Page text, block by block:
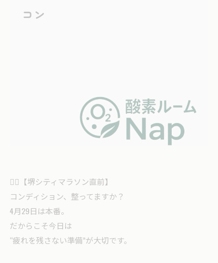
🏃‍♂️【堺シティマラソン直前】
コンディション、整ってますか？
4月29日は本番。
だからこそ今日は
“疲れを残さない準備”が大切です。